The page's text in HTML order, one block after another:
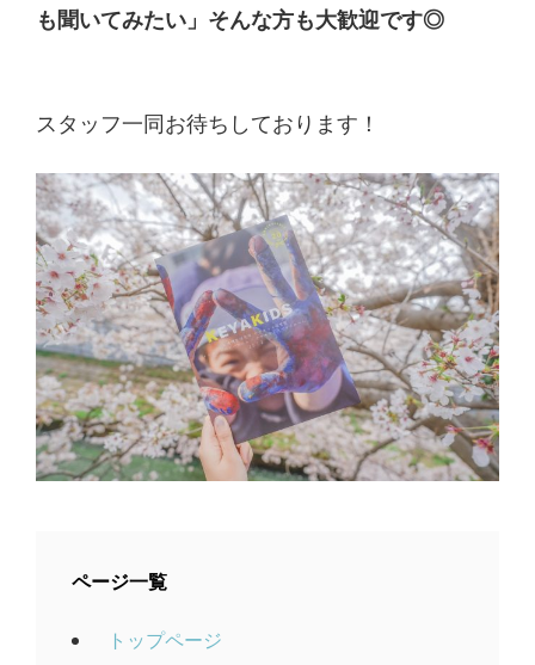
も聞いてみたい」そんな方も大歓迎です◎
スタッフ一同お待ちしております！
ページ一覧
トップページ